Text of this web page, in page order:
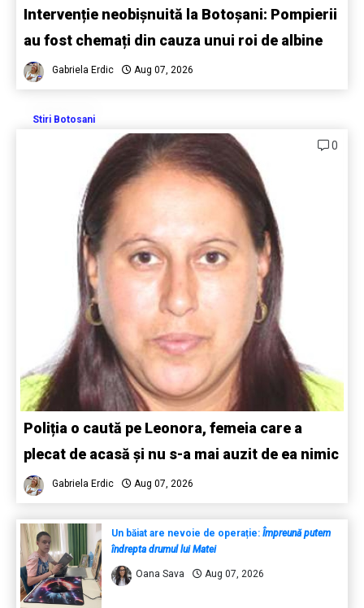
Intervenție neobișnuită la Botoșani: Pompierii
au fost chemați din cauza unui roi de albine
Gabriela Erdic Aug 07, 2026
Stiri Botosani
0
Poliția o caută pe Leonora, femeia care a
plecat de acasă și nu s-a mai auzit de ea nimic
Gabriela Erdic Aug 07, 2026
Un băiat are nevoie de operație: Împreună putem
îndrepta drumul lui Matei
Oana Sava Aug 07, 2026